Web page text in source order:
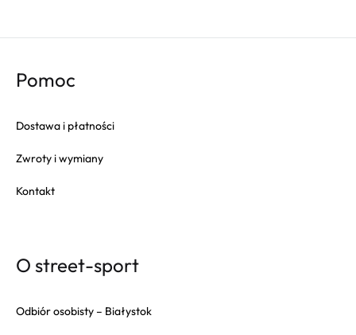
Converse
Crocs
Eastpak
Fila
Fitflop
Goorin Bros
Herschel
Pomoc
Dostawa i płatności
Zwroty i wymiany
Kontakt
O street-sport
Odbiór osobisty – Białystok